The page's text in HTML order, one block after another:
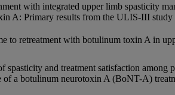
with integrated upper limb spasticity
A: Primary results from the ULIS-III study
to retreatment with botulinum toxin A in
spasticity and treatment satisfaction among
of a botulinum neurotoxin A (BoNT-A)